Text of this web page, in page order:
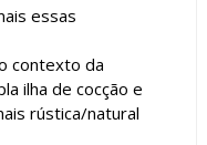
essas
contexto da
ilha de cocção e
rústica/natural